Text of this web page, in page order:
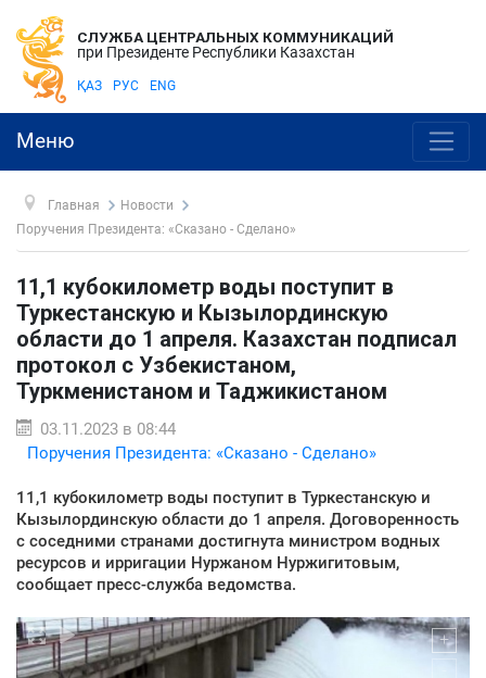
СЛУЖБА ЦЕНТРАЛЬНЫХ КОММУНИКАЦИЙ
при Президенте Республики Казахстан
ҚАЗ РУС ENG
Меню
Главная
Новости
Поручения Президента: «Сказано - Сделано»
11,1 кубокилометр воды поступит в
Туркестанскую и Кызылординскую
области до 1 апреля. Казахстан подписал
протокол с Узбекистаном,
Туркменистаном и Таджикистаном
03.11.2023 в 08:44
Поручения Президента: «Сказано - Сделано»
11,1 кубокилометр воды поступит в Туркестанскую и
Кызылординскую области до 1 апреля. Договоренность
с соседними странами достигнута министром водных
ресурсов и ирригации Нуржаном Нуржигитовым,
сообщает пресс-служба ведомства.